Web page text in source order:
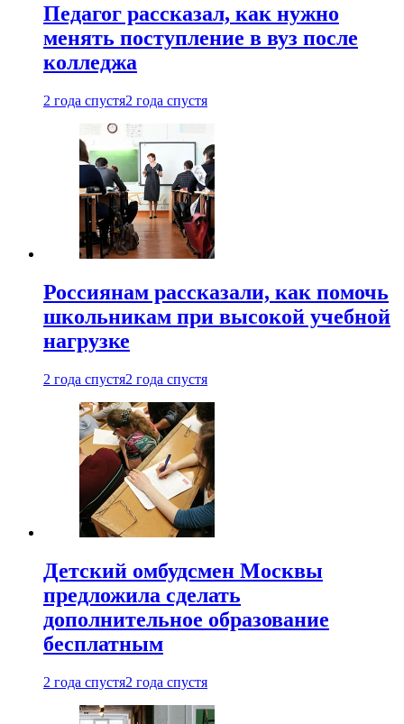
Педагог рассказал, как нужно
менять поступление в вуз после
колледжа
2 года спустя2 года спустя
Россиянам рассказали, как помочь
школьникам при высокой учебной
нагрузке
2 года спустя2 года спустя
Детский омбудсмен Москвы
предложила сделать
дополнительное образование
бесплатным
2 года спустя2 года спустя